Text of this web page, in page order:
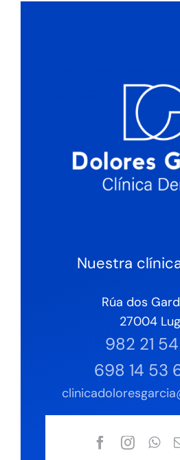
Nuestra
Rúa dos
27004
982 21
698 14 53